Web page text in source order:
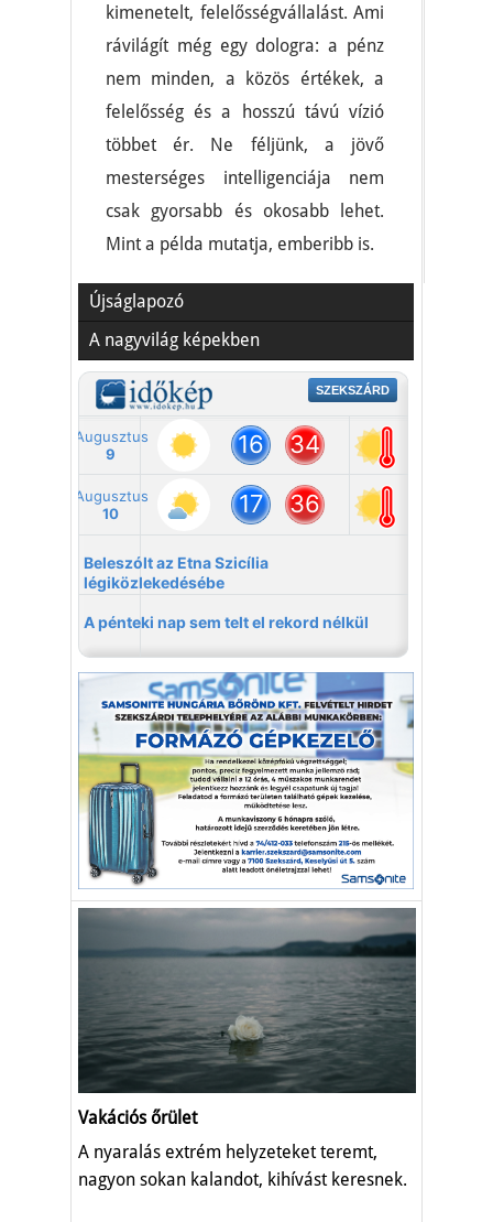
kimenetelt, felelősségvállalást. Ami
rávilágít még egy dologra: a pénz
nem minden, a közös értékek, a
felelősség és a hosszú távú vízió
többet ér. Ne féljünk, a jövő
mesterséges intelligenciája nem
csak gyorsabb és okosabb lehet.
Mint a példa mutatja, emberibb is.
Újságlapozó
A nagyvilág képekben
Vakációs őrület
A nyaralás extrém helyzeteket teremt,
nagyon sokan kalandot, kihívást keresnek.